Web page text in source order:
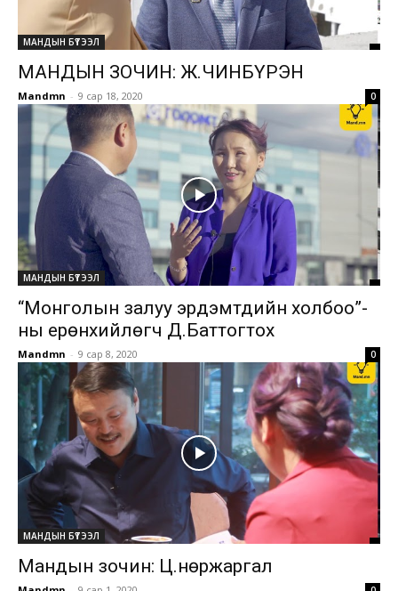
МАНДЫН БҮТЭЭЛ
МАНДЫН ЗОЧИН: Ж.ЧИНБҮРЭН
Mandmn - 9 сар 18, 2020 0
МАНДЫН БҮТЭЭЛ
“Монголын залуу эрдэмтдийн холбоо”-
ны ерөнхийлөгч Д.Баттогтох
Mandmn - 9 сар 8, 2020 0
МАНДЫН БҮТЭЭЛ
Мандын зочин: Ц.Өнөржаргал